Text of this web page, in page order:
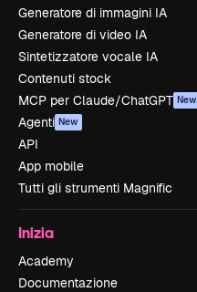
Generatore di immagini IA
Generatore di video IA
Sintetizzatore vocale IA
Contenuti stock
MCP per Claude/ChatGPT New
Agenti New
API
App mobile
Tutti gli strumenti Magnific
Inizia
Academy
Documentazione